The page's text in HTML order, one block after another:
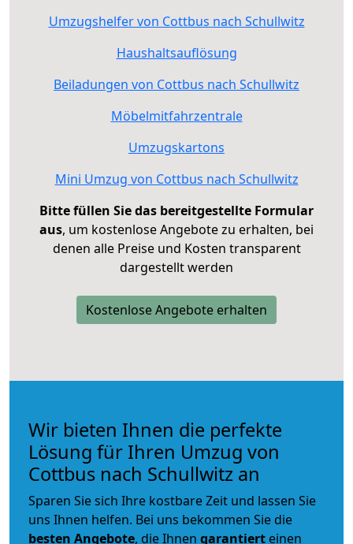
Umzugshelfer von Cottbus nach Schullwitz
Haushaltsauflösung
Beiladungen von Cottbus nach Schullwitz
Möbelmitfahrzentrale
Umzugskartons
Mini Umzug von Cottbus nach Schullwitz
Bitte füllen Sie das bereitgestellte Formular
aus, um kostenlose Angebote zu erhalten, bei
denen alle Preise und Kosten transparent
dargestellt werden
Kostenlose Angebote erhalten
Wir bieten Ihnen die perfekte
Lösung für Ihren Umzug von
Cottbus nach Schullwitz an
Sparen Sie sich Ihre kostbare Zeit und lassen Sie
uns Ihnen helfen. Bei uns bekommen Sie die
besten Angebote, die Ihnen garantiert einen